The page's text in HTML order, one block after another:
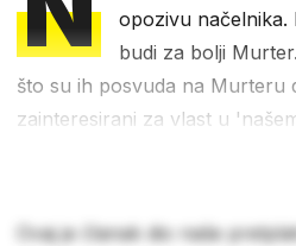
opozivu
budi za bolji
što su ih posvuda na Murteru
zainteresirani za vlast u
Ovaj je članak dio naše